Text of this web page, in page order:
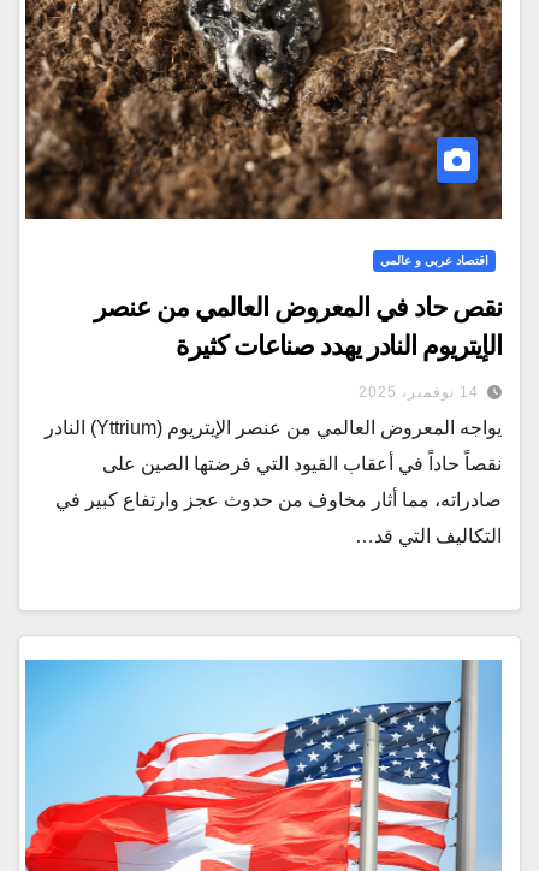
اقتصاد عربي و عالمي
نقص حاد في المعروض العالمي من عنصر
الإيتريوم النادر يهدد صناعات كثيرة
14 نوفمبر، 2025
يواجه المعروض العالمي من عنصر الإيتريوم (Yttrium) النادر
نقصاً حاداً في أعقاب القيود التي فرضتها الصين على
صادراته، مما أثار مخاوف من حدوث عجز وارتفاع كبير في
التكاليف التي قد…